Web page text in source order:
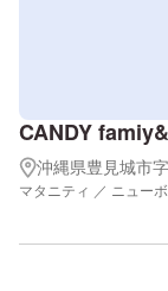
CANDY
沖縄県豊見城市
マタニティ ／ ニュー